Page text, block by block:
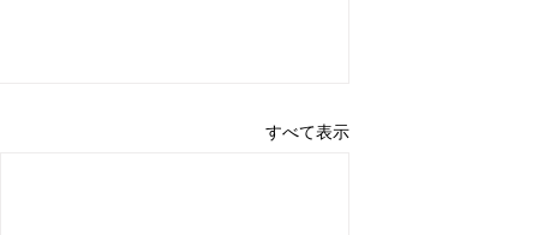
すべて表示